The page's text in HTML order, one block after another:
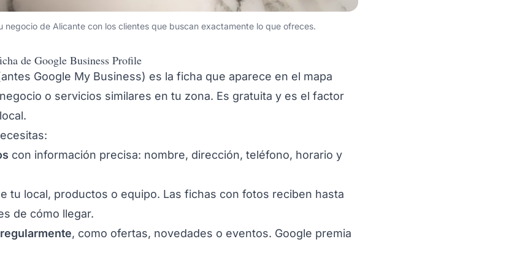
negocio de Alicante con los clientes que buscan exactamente lo que ofreces.
de Google Business Profile
Google My Business) es la ficha que aparece en el mapa
o servicios similares en tu zona. Es gratuita y es el factor
con información precisa: nombre, dirección, teléfono, horario y
tu local, productos o equipo. Las fichas con fotos reciben hasta
de cómo llegar.
, como ofertas, novedades o eventos. Google premia